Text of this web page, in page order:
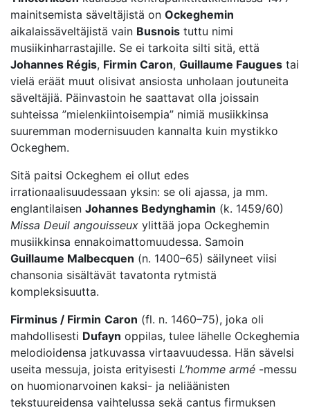
mainitsemista säveltäjistä on Ockeghemin
aikalaissäveltäjistä vain Busnois tuttu nimi
musiikinharrastajille. Se ei tarkoita silti sitä, että
Johannes Régis, Firmin Caron, Guillaume Faugues tai
vielä eräät muut olisivat ansiosta unholaan joutuneita
säveltäjiä. Päinvastoin he saattavat olla joissain
suhteissa ”mielenkiintoisempia” nimiä musiikkinsa
suuremman modernisuuden kannalta kuin mystikko
Ockeghem.
Sitä paitsi Ockeghem ei ollut edes
irrationaalisuudessaan yksin: se oli ajassa, ja mm.
englantilaisen Johannes Bedynghamin (k. 1459/60)
Missa Deuil angouisseux ylittää jopa Ockeghemin
musiikkinsa ennakoimattomuudessa. Samoin
Guillaume Malbecquen (n. 1400–65) säilyneet viisi
chansonia sisältävät tavatonta rytmistä
kompleksisuutta.
Firminus / Firmin Caron (fl. n. 1460–75), joka oli
mahdollisesti Dufayn oppilas, tulee lähelle Ockeghemia
melodioidensa jatkuvassa virtaavuudessa. Hän sävelsi
useita messuja, joista erityisesti L’homme armé -messu
on huomionarvoinen kaksi- ja neliäänisten
tekstuureidensa vaihtelussa sekä cantus firmuksen